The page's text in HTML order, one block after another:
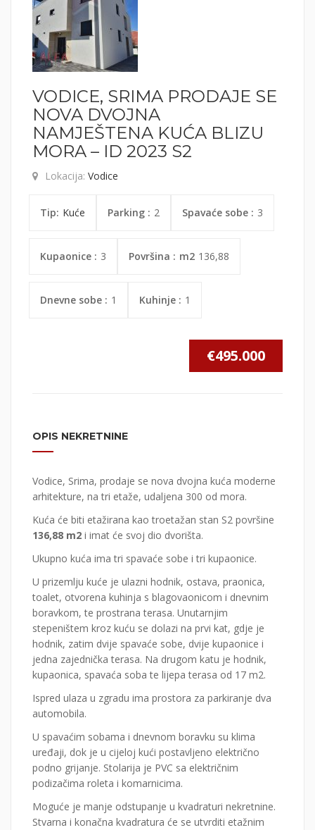
VODICE, SRIMA PRODAJE SE
NOVA DVOJNA
NAMJEŠTENA KUĆA BLIZU
MORA – ID 2023 S2
Lokacija: Vodice
Tip: Kuće Parking : 2 Spavaće sobe : 3
Kupaonice : 3 Površina : 136,88
m2
Dnevne sobe : 1 Kuhinje : 1
€495.000
OPIS NEKRETNINE
Vodice, Srima, prodaje se nova dvojna kuća moderne
arhitekture, na tri etaže, udaljena 300 od mora.
Kuća će biti etažirana kao troetažan stan S2 površine
136,88 m2 i imat će svoj dio dvorišta.
Ukupno kuća ima tri spavaće sobe i tri kupaonice.
U prizemlju kuće je ulazni hodnik, ostava, praonica,
toalet, otvorena kuhinja s blagovaonicom i dnevnim
boravkom, te prostrana terasa. Unutarnjim
stepeništem kroz kuću se dolazi na prvi kat, gdje je
hodnik, zatim dvije spavaće sobe, dvije kupaonice i
jedna zajednička terasa. Na drugom katu je hodnik,
kupaonica, spavaća soba te lijepa terasa od 17 m2.
Ispred ulaza u zgradu ima prostora za parkiranje dva
automobila.
U spavaćim sobama i dnevnom boravku su klima
uređaji, dok je u cijeloj kući postavljeno električno
podno grijanje. Stolarija je PVC sa električnim
podizačima roleta i komarnicima.
Moguće je manje odstupanje u kvadraturi nekretnine.
Stvarna i konačna kvadratura će se utvrditi etažnim